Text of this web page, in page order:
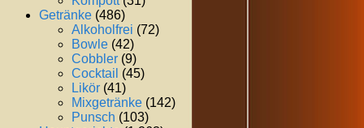
Getränke (486)
Alkoholfrei (72)
Bowle (42)
Cobbler (9)
Cocktail (45)
Likör (41)
Mixgetränke (142)
Punsch (103)